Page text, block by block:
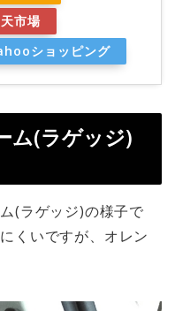
市場
ショッピング
ム(ラゲッジ)
(ラゲッジ)の様子で
くいですが、オレン